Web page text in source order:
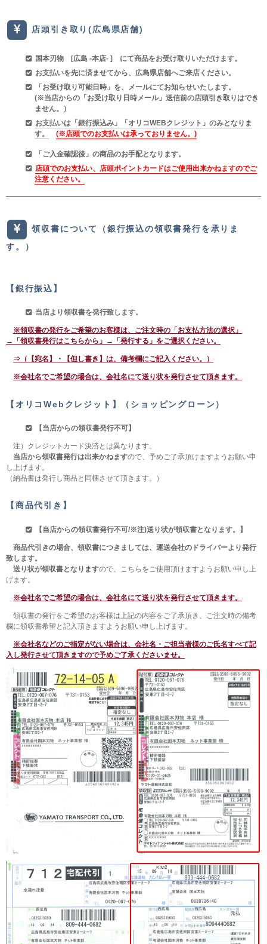
店頭引き取り(広島県店舗)
国本刃物 [広島 -本店- ]
にて商品をお受け取りいただけます。
お支払いを先に済ませてから、広島県店舗へご来店ください。
「お受け取り可能日時」を、メールにてお知らせいたします。
(※当店からの「お受け取り日時メール」送信前の店頭引き取りはでき
ません。）
お支払いは「銀行振込み」「オリコWEBクレジット」のみとなりま
す。
(※店頭でのお支払いは承っておりません。)
「ご入金確認後」の商品のお手配となります。
店頭でのお支払い、店頭ポイントカードはご使用出来かねますのでご
注意ください。
領収書について（銀行振込の領収書発行を承りま
す。）
【銀行振込】
当店より領収書を発行致します。
※領収書の発行をご希望のお客様は、ご注文時の「お支払方法の選択」
→「領収書発行はこちらから」→「発行する」をご選択ください。
⇒（【宛名】・【但し書き】は、備考欄にご記入ください。）
※会社名でご希望の場合は、会社名にて送り状を発行させて頂きます。
【オリコWebクレジット】（ショッピングローン）
【当店からの領収書発行不可】
注）クレジットカード決済とは異なります。
当店から領収書発行は出来かねますので、予めご了承頂けますようお願い申
し上げます。
（納品書は発行し商品と同梱させて頂きます。）
【商品代引き】
【当店からの領収書発行不可/※注)送り状が領収書となります。】
商品代引きの場合、領収書につきましては、運送会社のドライバーより発行
致します。
送り状が領収書となりますので、こちらをご使用頂けますようお願い申し上
げます。
※会社名でご希望の場合は、会社名にて送り状を発行させて頂きます。
領収書の発行をご希望のお客様は上記の内容をご了承頂き、ご注文時の備考
欄に領収書希望と記入頂きますようお願い申し上げます。
※会社名などのご指定がない場合は、会社名・ご担当者様のご氏名すべて記
入し発行させて頂きますので予めご了承くださいませ。